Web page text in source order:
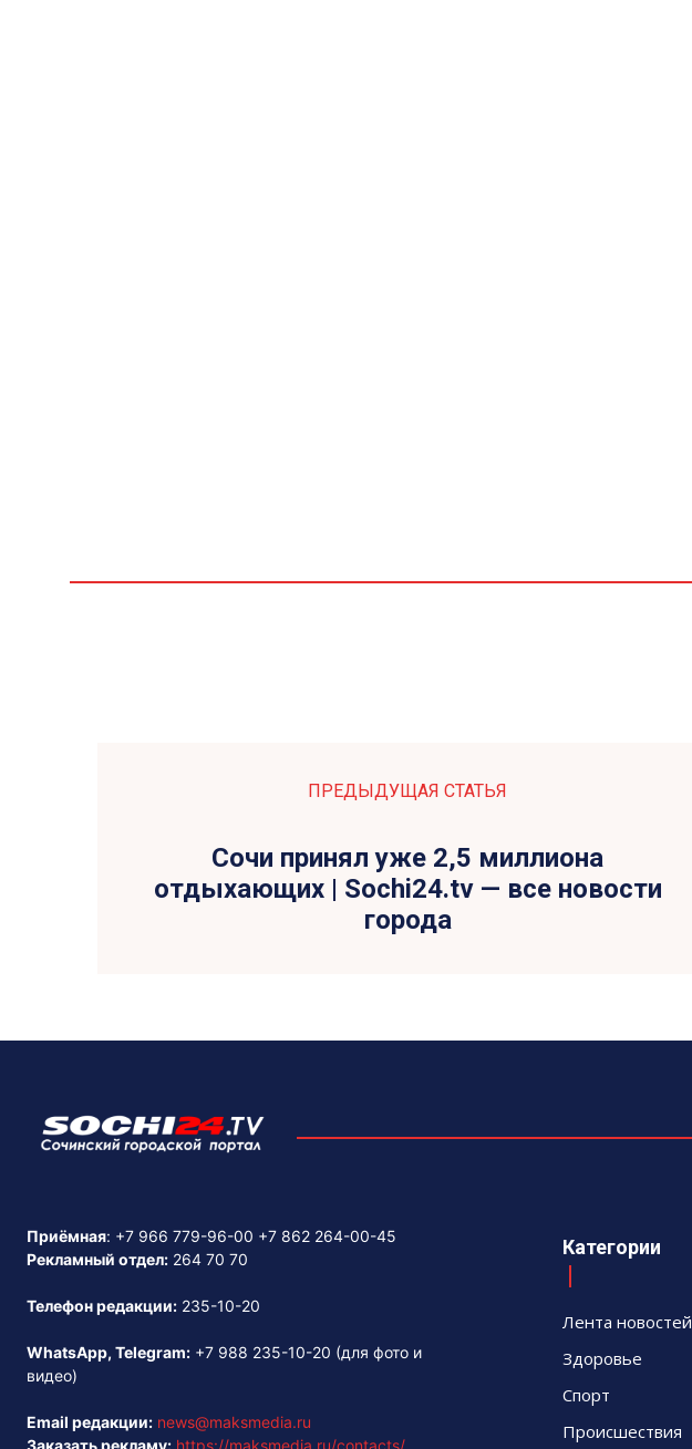
ПРЕДЫДУЩАЯ СТАТЬЯ
Сочи принял уже 2,5 миллиона
отдыхающих | Sochi24.tv — все новости
города
Приёмная: +7 966 779-96-00 +7 862 264-00-45
Рекламный отдел: 264 70 70
Телефон редакции: 235-10-20
WhatsApp, Telegram: +7 988 235-10-20 (для фото и
видео)
Email редакции: news@maksmedia.ru
Категории
Лента новостей
Здоровье
Спорт
Происшествия